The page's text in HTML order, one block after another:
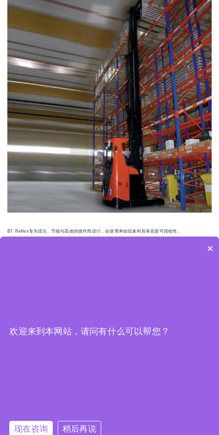
BT Reflex专为清洁、节能与高效的操作而设计，在使用寿命结束时具有高度可回收性。
析顾客数据，并提供有关如何提高生产效率、安全性和缩减成本的建议。“该叉车的车载系统极易设置，
×
欢迎来到本网站，请问有什么可以帮您？
现在咨询 稍后再说